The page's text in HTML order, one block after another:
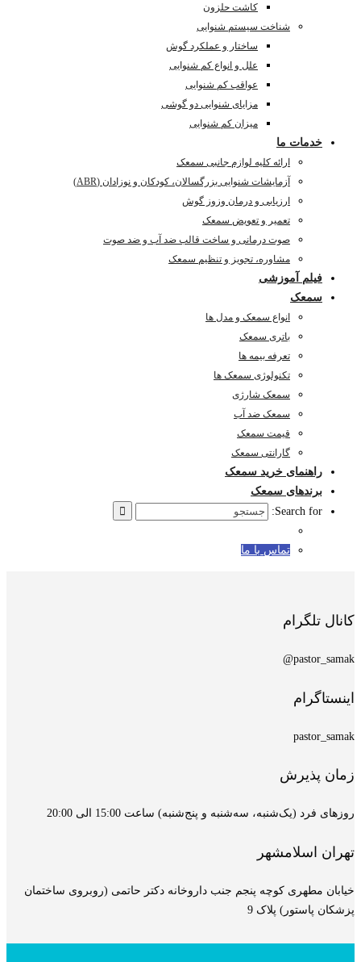
کاشت حلزون
شناخت سیستم شنوایی
ساختار و عملکرد گوش
علل و انواع کم شنوایی
عواقب کم شنوایی
مزایای شنوایی دو گوشی
میزان کم شنوایی
خدمات ما
ارائه کلیه لوازم جانبی سمعک
آزمایشات شنوایی بزرگسالان، کودکان و نوزادان (ABR)
ارزیابی و درمان وزوز گوش
تعمیر و تعویض سمعک
صوت درمانی و ساخت قالب ضد آب و ضد صوت
مشاوره، تجویز و تنظیم سمعک
فیلم آموزشی
سمعک
انواع سمعک و مدل ها
باتری سمعک
تعرفه بیمه ها
تکنولوژی سمعک ها
سمعک شارژی
سمعک ضد آب
قیمت سمعک
گارانتی سمعک
راهنمای خرید سمعک
برندهای سمعک
Search for:
تماس با ما
کانال تلگرام
pastor_samak@
اینستاگرام
pastor_samak
زمان پذیرش
روزهای فرد (یک‌شنبه، سه‌شنبه و پنج‌شنبه) ساعت 15:00 الی 20:00
تهران اسلامشهر
خیابان مطهری کوچه پنجم جنب داروخانه دکتر حاتمی (روبروی ساختمان
پزشکان پاستور) پلاک 9